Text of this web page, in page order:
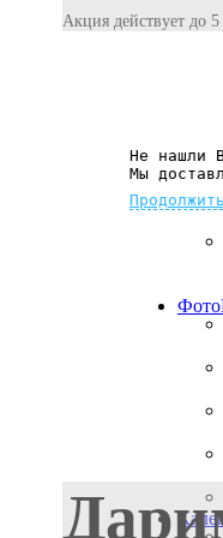
Не нашли
Мы
Акция действует до 5